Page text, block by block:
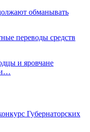
обманывать
переводы средств
и яровчане
и…
Губернаторских